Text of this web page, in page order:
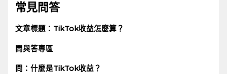
常見問答
文章標題：TikTok收益怎麼算？
問與答專區
問：什麼是TikTok收益？